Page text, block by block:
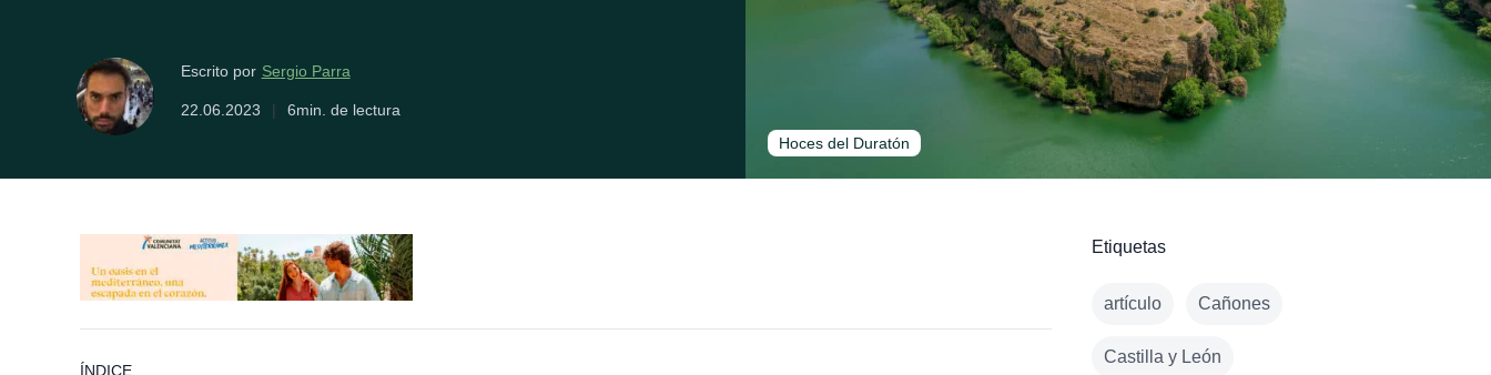
Escrito por Sergio Parra
22.06.2023 |
6min. de lectura
Hoces del Duratón
ÍNDICE
Etiquetas
artículo Cañones
Castilla y León